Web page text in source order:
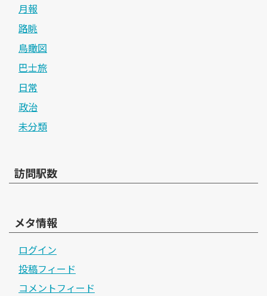
月報
路眺
鳥瞰図
巴士旅
日常
政治
未分類
訪問駅数
メタ情報
ログイン
投稿フィード
コメントフィード